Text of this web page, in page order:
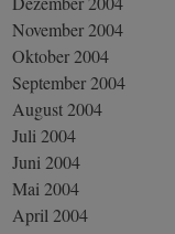
November 2004
Oktober 2004
September 2004
August 2004
Juli 2004
Juni 2004
Mai 2004
April 2004